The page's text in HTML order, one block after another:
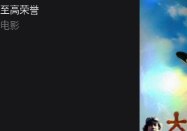
至高荣誉
电影